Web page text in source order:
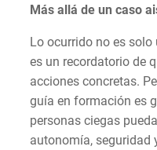
Más allá de un caso
Lo ocurrido no es
es un recordatorio de
acciones concretas.
guía en formación es
personas ciegas
autonomía, seguridad